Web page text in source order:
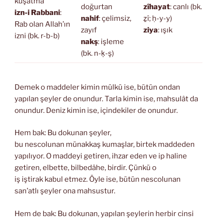
izn-i Rabbani:
Rab olan Allah’ın
izni (bk. r-b-b)
doğurtan
nahif: çelimsiz,
zayıf
nakş: işleme
(bk. n-ḳ-ş)
zîhayat: canlı (bk.
ẕî; ḥ-y-y)
ziya: ışık
Demek o maddeler kimin mülkü ise, bütün ondan
yapılan şeyler de onundur. Tarla kimin ise, mahsulât da
onundur. Deniz kimin ise, içindekiler de onundur.
Hem bak: Bu dokunan şeyler,
bu nescolunan münakkaş kumaşlar, birtek maddeden
yapılıyor. O maddeyi getiren, ihzar eden ve ip haline
getiren, elbette, bilbedâhe, birdir. Çünkü o
iş iştirak kabul etmez. Öyle ise, bütün nescolunan
san’atlı şeyler ona mahsustur.
Hem de bak: Bu dokunan, yapılan şeylerin herbir cinsi